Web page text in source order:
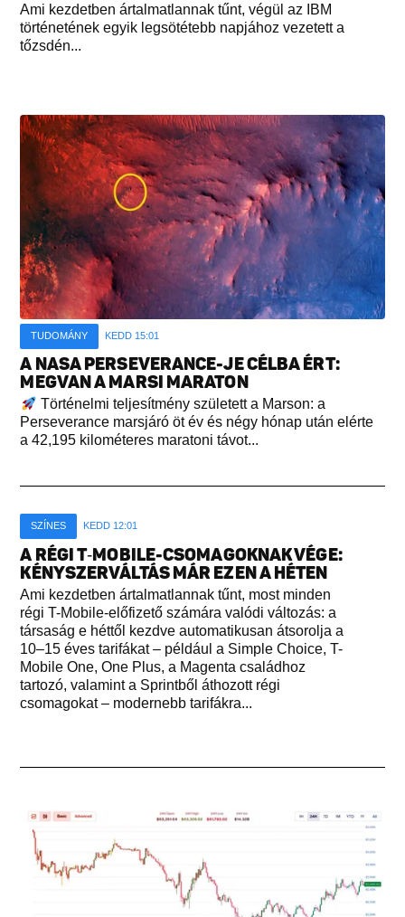
Ami kezdetben ártalmatlannak tűnt, végül az IBM
történetének egyik legsötétebb napjához vezetett a
tőzsdén...
TUDOMÁNY KEDD 15:01
A NASA PERSEVERANCE-JE CÉLBA ÉRT:
MEGVAN A MARSI MARATON
Történelmi teljesítmény született a Marson: a
Perseverance marsjáró öt év és négy hónap után elérte
a 42,195 kilométeres maratoni távot...
SZÍNES KEDD 12:01
A RÉGI T‑MOBILE-CSOMAGOKNAK VÉGE:
KÉNYSZERVÁLTÁS MÁR EZEN A HÉTEN
Ami kezdetben ártalmatlannak tűnt, most minden
régi T-Mobile-előfizető számára valódi változás: a
társaság e héttől kezdve automatikusan átsorolja a
10–15 éves tarifákat – például a Simple Choice, T-
Mobile One, One Plus, a Magenta családhoz
tartozó, valamint a Sprintből áthozott régi
csomagokat – modernebb tarifákra...